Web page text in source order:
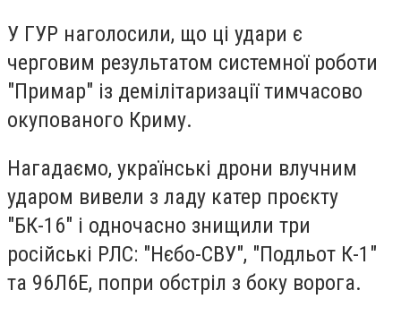
У ГУР наголосили, що ці удари є
черговим результатом системної роботи
"Примар" із демілітаризації тимчасово
окупованого Криму.
Нагадаємо, українські дрони влучним
ударом вивели з ладу катер проєкту
"БК-16" і одночасно знищили три
російські РЛС: "Нєбо-СВУ", "Подльот К-1"
та 96Л6Е, попри обстріл з боку ворога.